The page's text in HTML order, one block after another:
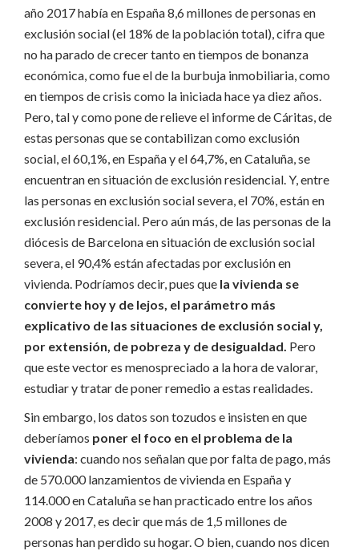
año 2017 había en España 8,6 millones de personas en
exclusión social (el 18% de la población total), cifra que
no ha parado de crecer tanto en tiempos de bonanza
económica, como fue el de la burbuja inmobiliaria, como
en tiempos de crisis como la iniciada hace ya diez años.
Pero, tal y como pone de relieve el informe de Cáritas, de
estas personas que se contabilizan como exclusión
social, el 60,1%, en España y el 64,7%, en Cataluña, se
encuentran en situación de exclusión residencial. Y, entre
las personas en exclusión social severa, el 70%, están en
exclusión residencial. Pero aún más, de las personas de la
diócesis de Barcelona en situación de exclusión social
severa, el 90,4% están afectadas por exclusión en
vivienda. Podríamos decir, pues que la vivienda se
convierte hoy y de lejos, el parámetro más
explicativo de las situaciones de exclusión social y,
por extensión, de pobreza y de desigualdad. Pero
que este vector es menospreciado a la hora de valorar,
estudiar y tratar de poner remedio a estas realidades.
Sin embargo, los datos son tozudos e insisten en que
deberíamos poner el foco en el problema de la
vivienda: cuando nos señalan que por falta de pago, más
de 570.000 lanzamientos de vivienda en España y
114.000 en Cataluña se han practicado entre los años
2008 y 2017, es decir que más de 1,5 millones de
personas han perdido su hogar. O bien, cuando nos dicen